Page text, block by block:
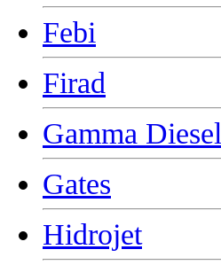
Febi
Firad
Gamma Diesel
Gates
Hidrojet